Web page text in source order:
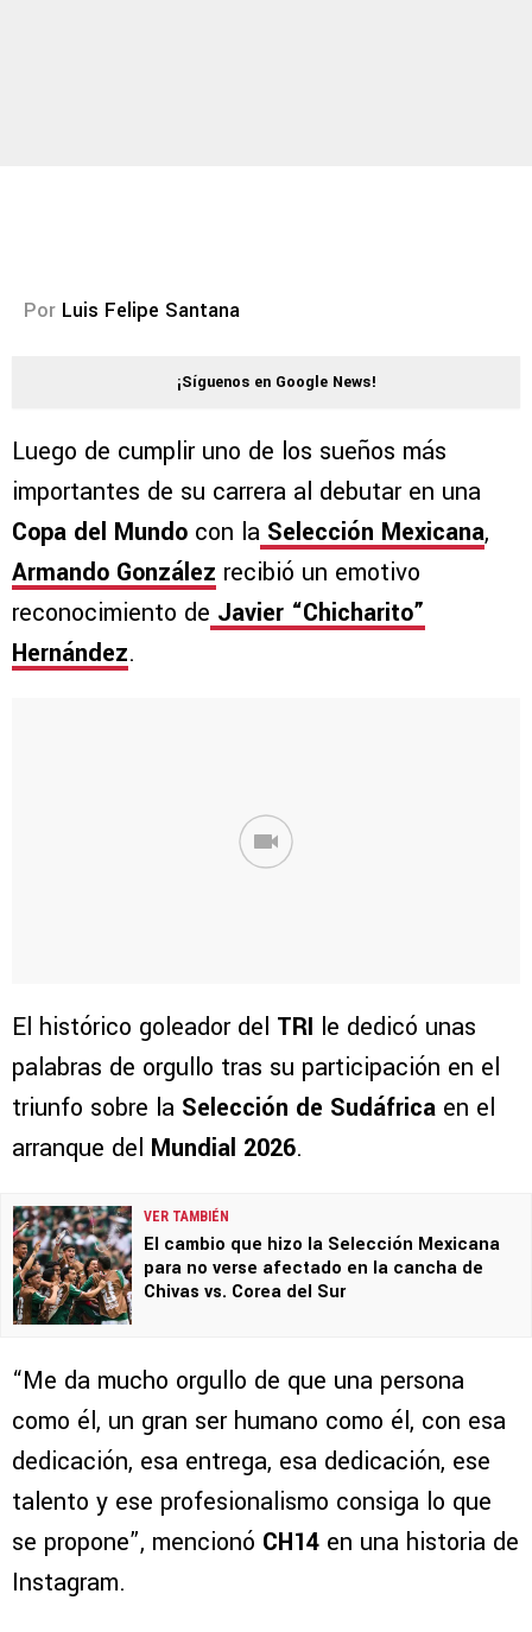
Por Luis Felipe Santana
¡Síguenos en Google News!
Luego de cumplir uno de los sueños más
importantes de su carrera al debutar en una
Copa del Mundo con la Selección Mexicana,
Armando González recibió un emotivo
reconocimiento de Javier “Chicharito”
Hernández.
El histórico goleador del TRI le dedicó unas
palabras de orgullo tras su participación en el
triunfo sobre la Selección de Sudáfrica en el
arranque del Mundial 2026.
VER TAMBIÉN
El cambio que hizo la Selección Mexicana
para no verse afectado en la cancha de
Chivas vs. Corea del Sur
“Me da mucho orgullo de que una persona
como él, un gran ser humano como él, con esa
dedicación, esa entrega, esa dedicación, ese
talento y ese profesionalismo consiga lo que
se propone”, mencionó CH14 en una historia de
Instagram.